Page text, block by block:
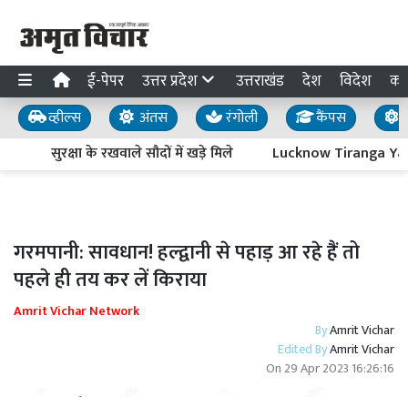
ई-पेपर उत्तर प्रदेश उत्तराखंड देश विदेश
व्हील्स अंतस रंगोली कैंपस
सुरक्षा के रखवाले सौदों में खड़े मिले
Lucknow Tiranga
गरमपानी: सावधान! हल्द्वानी से पहाड़ आ रहे हैं तो
पहले ही तय कर लें किराया
Amrit Vichar Network
ByAmrit Vichar
Edited ByAmrit Vichar
On 29 Apr 2023 16:26:16